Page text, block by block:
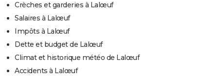
Crèches et garderies à Lalœuf
Salaires à Lalœuf
Impôts à Lalœuf
Dette et budget de Lalœuf
Climat et historique météo de Lalœuf
Accidents à Lalœuf